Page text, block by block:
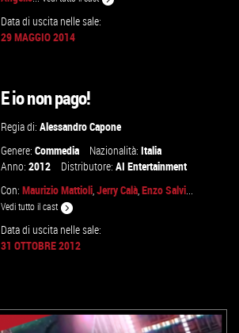
Data di uscita nelle sale:
29 MAGGIO 2014
E io non pago!
Regia di:Alessandro Capone
Genere:Commedia Nazionalità:Italia
Anno:2012 Distributore:AI Entertainment
Con:Maurizio Mattioli,Jerry Calà,Enzo Salvi...
Vedi tutto il cast
Data di uscita nelle sale:
31 OTTOBRE 2012